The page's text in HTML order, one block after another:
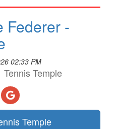
Federer -
02:33 PM
Tennis Temple
Temple